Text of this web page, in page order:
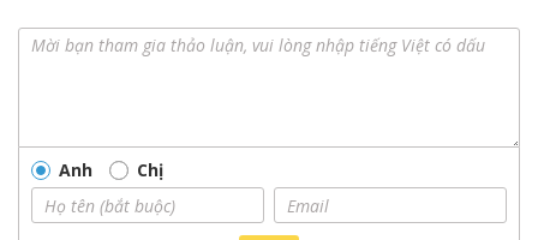
ERV tự động thay đổi chế độ hoạt động tùy thuộc vào sự chênh
lệch nhiệt độ giữa môi trường trong nhà và ngoài trời để tiết
Anh Chị